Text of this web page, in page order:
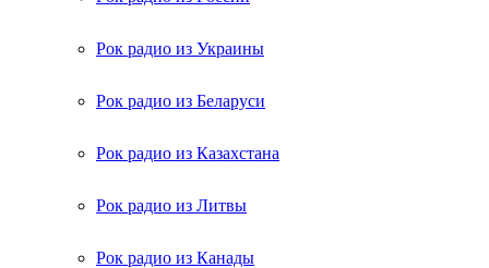
Рок радио из Украины
Рок радио из Беларуси
Рок радио из Казахстана
Рок радио из Литвы
Рок радио из Канады